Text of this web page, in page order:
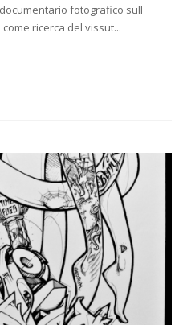
fotografico sull'
ricerca del vissut...